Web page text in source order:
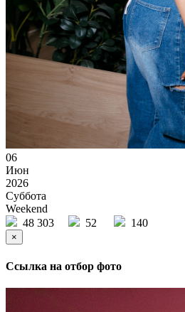
06
Июн
2026
Суббота
Weekend
48 303
52 140
×
Ссылка на отбор фото